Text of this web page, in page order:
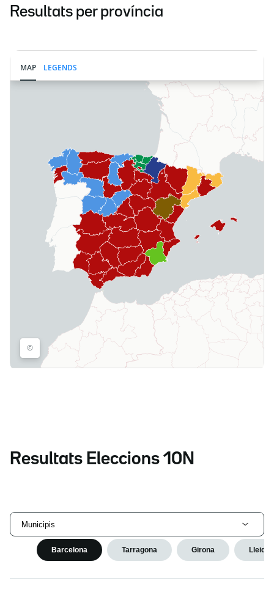
Resultats per província
Resultats Eleccions 10N
Municipis
Barcelona Tarragona Girona Lleida